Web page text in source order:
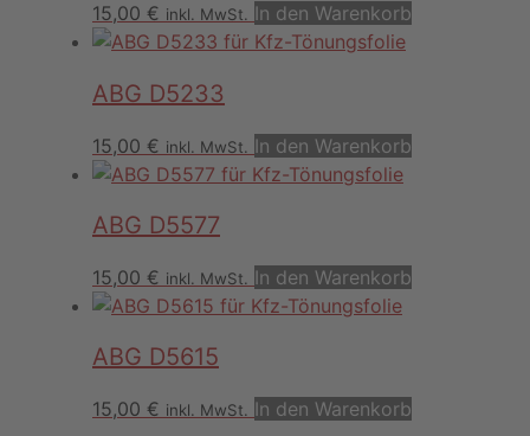
15,00 € inkl. MwSt. In den Warenkorb
ABG D5233
15,00 € inkl. MwSt. In den Warenkorb
ABG D5577
15,00 € inkl. MwSt. In den Warenkorb
ABG D5615
15,00 € inkl. MwSt. In den Warenkorb